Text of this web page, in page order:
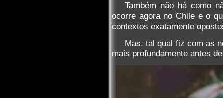
Também não há como
ocorre agora no Chile e o
contextos exatamente
Mas, tal qual fiz com as
mais profundamente antes